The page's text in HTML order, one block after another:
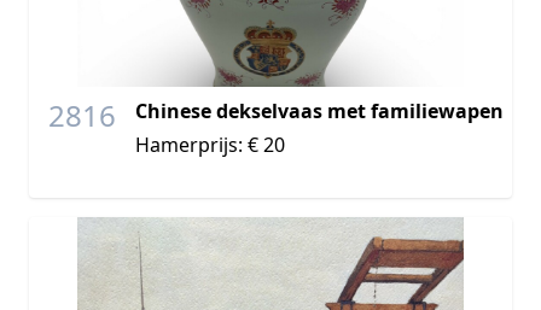
2816
Chinese dekselvaas met familiewapen
Hamerprijs: € 20